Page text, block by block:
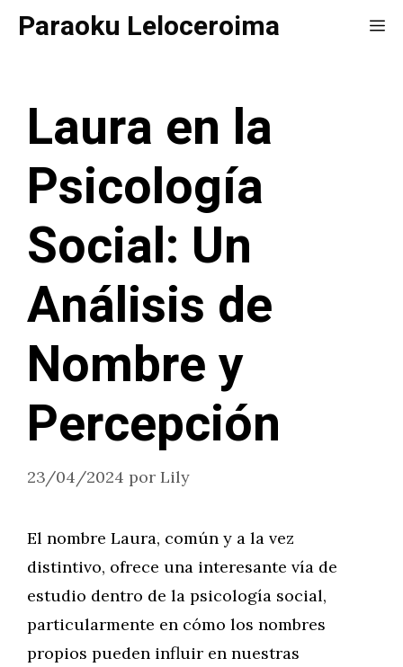
SaltarParaoku Leloceroima
Laura en la
Psicología
Social: Un
Análisis de
Nombre y
Percepción
23/04/2024 por Lily
El nombre Laura, común y a la vez
distintivo, ofrece una interesante vía de
estudio dentro de la psicología social,
particularmente en cómo los nombres
propios pueden influir en nuestras